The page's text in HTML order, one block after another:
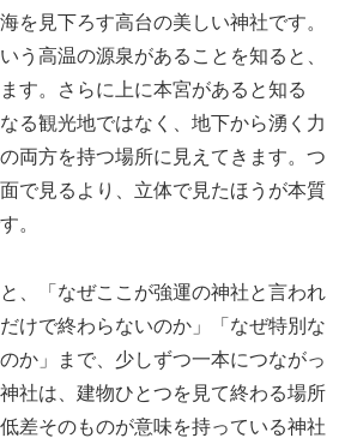
を見下ろす高台の美しい神社です。
う高温の源泉があることを知ると、
す。さらに上に本宮があると知る
る観光地ではなく、地下から湧く力
両方を持つ場所に見えてきます。つ
で見るより、立体で見たほうが本質
。
、「なぜここが強運の神社と言われ
けで終わらないのか」「なぜ特別な
か」まで、少しずつ一本につながっ
社は、建物ひとつを見て終わる場所
差そのものが意味を持っている神社